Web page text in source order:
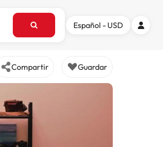
Español - USD
Compartir Guardar